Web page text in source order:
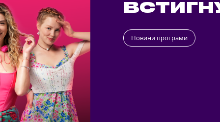
Новини програми